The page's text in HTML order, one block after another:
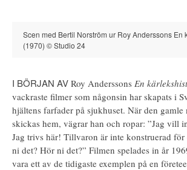
Scen med Bertil Norström ur Roy Anderssons En
(1970) © Studio 24
I BÖRJAN AV Roy Anderssons En
vackraste filmer som någonsin har skapats i
hjältens farfader på sjukhuset. När den gamle
skickas hem, vägrar han och ropar: ”Jag vill
Jag trivs här! Tillvaron är inte konstruerad
ni det? Hör ni det?” Filmen spelades in år
vara ett av de tidigaste exemplen på en